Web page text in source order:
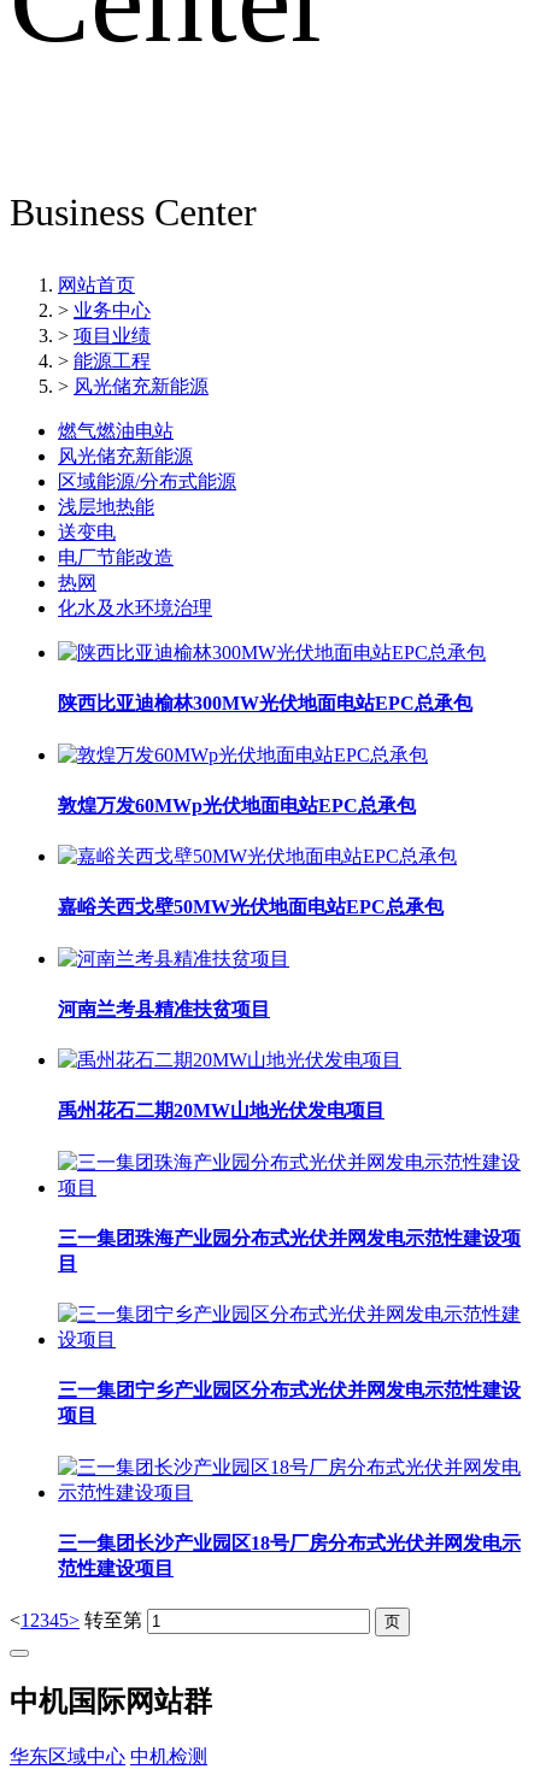
Business Center
网站首页
> 业务中心
> 项目业绩
> 能源工程
> 风光储充新能源
燃气燃油电站
风光储充新能源
区域能源/分布式能源
浅层地热能
送变电
电厂节能改造
热网
化水及水环境治理
陕西比亚迪榆林300MW光伏地面电站EPC总承包
敦煌万发60MWp光伏地面电站EPC总承包
嘉峪关西戈壁50MW光伏地面电站EPC总承包
河南兰考县精准扶贫项目
禹州花石二期20MW山地光伏发电项目
三一集团珠海产业园分布式光伏并网发电示范性建设项
目
三一集团宁乡产业园区分布式光伏并网发电示范性建设
项目
三一集团长沙产业园区18号厂房分布式光伏并网发电示
范性建设项目
<1 2345> 转至第
中机国际网站群
华东区域中心 中机检测